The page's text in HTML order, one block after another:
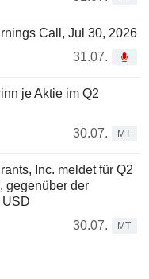
Call, Jul 30, 2026
31.07.
je Aktie im Q2
30.07.
MT
Inc. meldet für Q2
gegenüber der
USD
30.07.
MT